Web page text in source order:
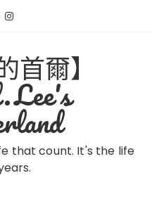
首爾】
that count. It's the life